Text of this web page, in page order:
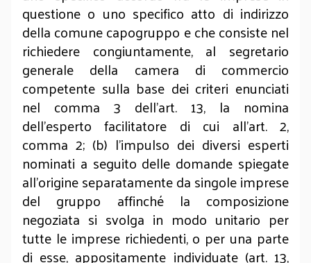
questione o uno specifico atto di indirizzo
della comune capogruppo e che consiste nel
richiedere congiuntamente, al segretario
generale della camera di commercio
competente sulla base dei criteri enunciati
nel comma 3 dell’art. 13, la nomina
dell’esperto facilitatore di cui all’art. 2,
comma 2; (b) l’impulso dei diversi esperti
nominati a seguito delle domande spiegate
all’origine separatamente da singole imprese
del gruppo affinché la composizione
negoziata si svolga in modo unitario per
tutte le imprese richiedenti, o per una parte
di esse, appositamente individuate (art. 13,